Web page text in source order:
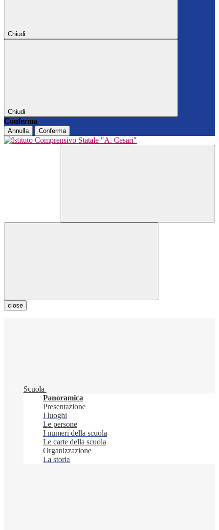
Chiudi
Chiudi
Conferma
Annulla Conferma
close
Scuola
Panoramica
Presentazione
I luoghi
Le persone
I numeri della scuola
Le carte della scuola
Organizzazione
La storia